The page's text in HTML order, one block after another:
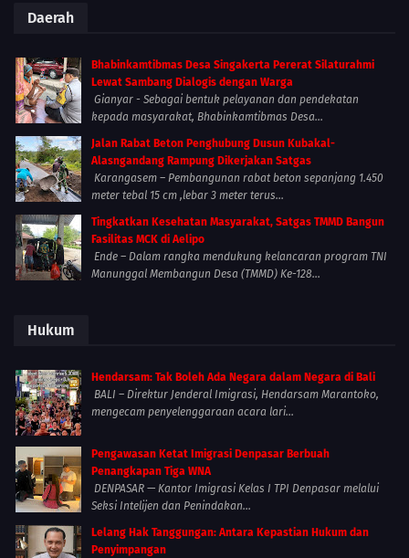
Daerah
Bhabinkamtibmas Desa Singakerta Pererat Silaturahmi
Lewat Sambang Dialogis dengan Warga
Gianyar - Sebagai bentuk pelayanan dan pendekatan
kepada masyarakat, Bhabinkamtibmas Desa...
Jalan Rabat Beton Penghubung Dusun Kubakal-
Alasngandang Rampung Dikerjakan Satgas
Karangasem – Pembangunan rabat beton sepanjang 1.450
meter tebal 15 cm ,lebar 3 meter terus...
Tingkatkan Kesehatan Masyarakat, Satgas TMMD Bangun
Fasilitas MCK di Aelipo
Ende – Dalam rangka mendukung kelancaran program TNI
Manunggal Membangun Desa (TMMD) Ke-128...
Hukum
Hendarsam: Tak Boleh Ada Negara dalam Negara di Bali
BALI – Direktur Jenderal Imigrasi, Hendarsam Marantoko,
mengecam penyelenggaraan acara lari...
Pengawasan Ketat Imigrasi Denpasar Berbuah
Penangkapan Tiga WNA
DENPASAR — Kantor Imigrasi Kelas I TPI Denpasar melalui
Seksi Intelijen dan Penindakan...
Lelang Hak Tanggungan: Antara Kepastian Hukum dan
Penyimpangan